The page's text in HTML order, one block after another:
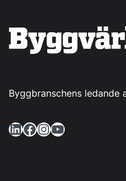
Byggbranschens ledande
LinkedIn Facebook InstagramYouTube